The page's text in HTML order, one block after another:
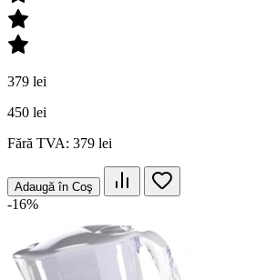
379 lei
450 lei
Fără TVA: 379 lei
Adaugă în Coş
-16%